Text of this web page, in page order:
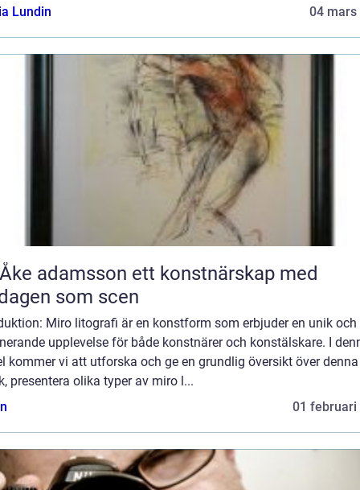
Lundin
04 mars
ett konstnärskap med
som scen
Miro litografi är en konstform som erbjuder en unik och
upplevelse för både konstnärer och konstälskare. I
kommer vi att utforska och ge en grundlig översikt över denna
presentera olika typer av miro l...
01 februari